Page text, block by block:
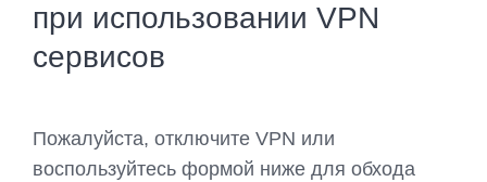
при использовании VPN
сервисов
Пожалуйста, отключите VPN или
воспользуйтесь формой ниже для обхода